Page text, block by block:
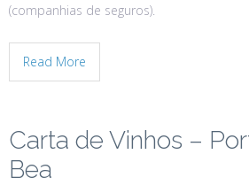
(companhias de seguros).
Read More
Carta de Vinhos –
Bea